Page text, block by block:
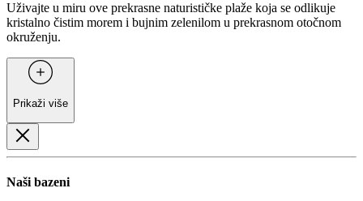
Uživajte u miru ove prekrasne naturističke plaže koja se odlikuje
kristalno čistim morem i bujnim zelenilom u prekrasnom otočnom
okruženju.
Prikaži više
Naši bazeni